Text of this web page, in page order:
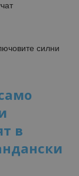
силни
в